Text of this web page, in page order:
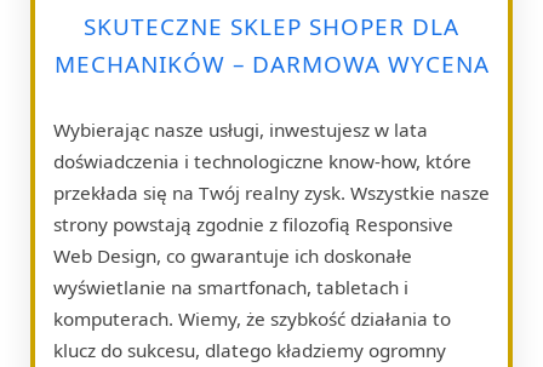
SKUTECZNE SKLEP SHOPER DLA
MECHANIKÓW – DARMOWA WYCENA
Wybierając nasze usługi, inwestujesz w lata
doświadczenia i technologiczne know-how, które
przekłada się na Twój realny zysk. Wszystkie nasze
strony powstają zgodnie z filozofią Responsive
Web Design, co gwarantuje ich doskonałe
wyświetlanie na smartfonach, tabletach i
komputerach. Wiemy, że szybkość działania to
klucz do sukcesu, dlatego kładziemy ogromny